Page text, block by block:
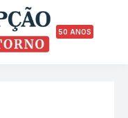
50 ANOS